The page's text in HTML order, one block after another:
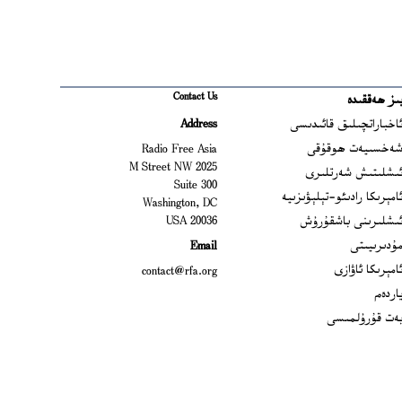
ھەققىدە
ئاخباراتچىلىق قائىدىسى
شەخسىيەت ھوقۇقى
ئىشلىتىش شەرتلىرى
ئامېرىكا رادىئو-تېلېۋىزىيە
ئىشلىرىنى باشقۇرۇش
مۇدىرىيىتى
ئامېرىكا ئاۋازى
ياردەم
بەت قۇرۇلمىسى
Contact Us
Address
Radio Free Asia
2025 M Street NW
Suite 300
Washington, DC
20036 USA
Email
contact@rfa.org